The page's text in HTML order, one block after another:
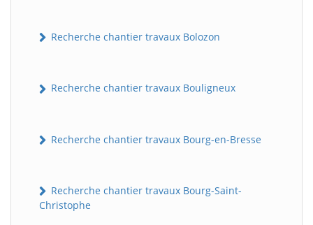
Recherche chantier travaux Bolozon
Recherche chantier travaux Bouligneux
Recherche chantier travaux Bourg-en-Bresse
Recherche chantier travaux Bourg-Saint-
Christophe